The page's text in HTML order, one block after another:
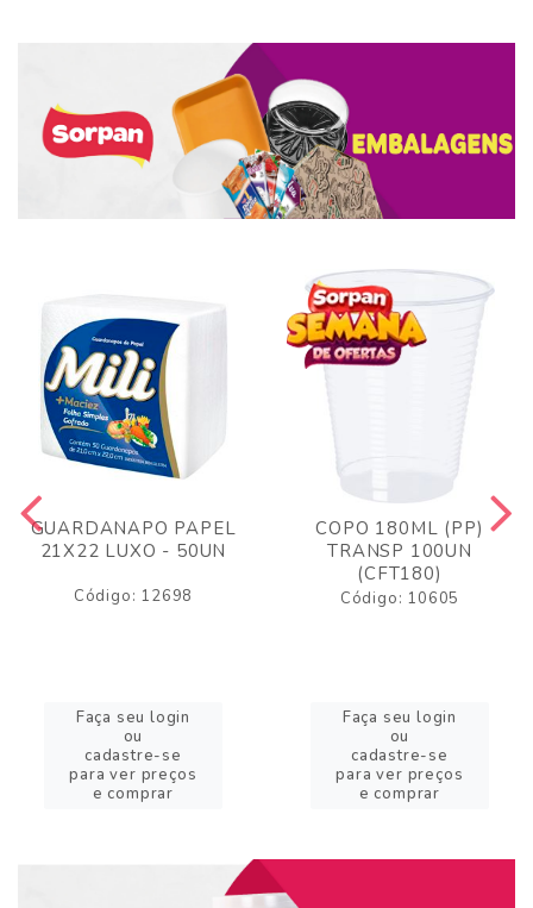
GUARDANAPO PAPEL
21X22 LUXO - 50UN
Código: 12698
Faça seu login
ou
cadastre-se
para ver preços
e comprar
COPO 180ML (PP)
TRANSP 100UN
(CFT180)
Código: 10605
Faça seu login
ou
cadastre-se
para ver preços
e comprar